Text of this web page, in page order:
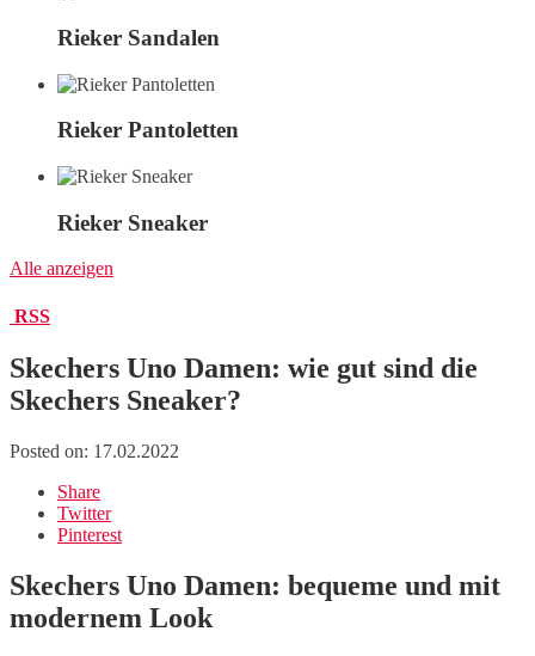
Rieker Sandalen
Rieker Pantoletten
Rieker Sneaker
Alle anzeigen
RSS
Skechers Uno Damen: wie gut sind die
Skechers Sneaker?
Posted on: 17.02.2022
Share
Twitter
Pinterest
Skechers Uno Damen: bequeme und mit
modernem Look